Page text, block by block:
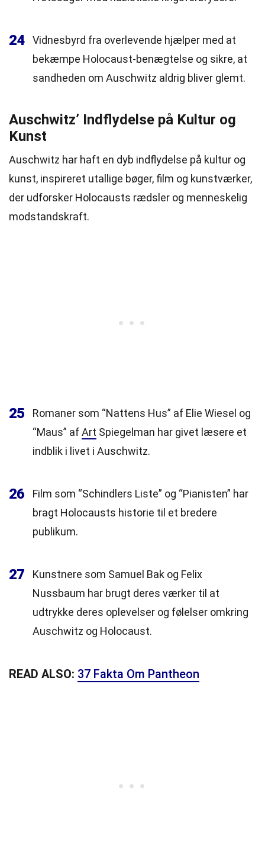
24
Vidnesbyrd fra overlevende hjælper med at
bekæmpe Holocaust-benægtelse og sikre, at
sandheden om Auschwitz aldrig bliver glemt.
Auschwitz’ Indflydelse på Kultur og
Kunst
Auschwitz har haft en dyb indflydelse på kultur og
kunst, inspireret utallige bøger, film og kunstværker,
der udforsker Holocausts rædsler og menneskelig
modstandskraft.
25
Romaner som “Nattens Hus” af Elie Wiesel og
“Maus” afArt Spiegelman har givet læsere et
indblik i livet i Auschwitz.
26
Film som “Schindlers Liste” og “Pianisten” har
bragt Holocausts historie til et bredere
publikum.
27
Kunstnere som Samuel Bak og Felix
Nussbaum har brugt deres værker til at
udtrykke deres oplevelser og følelser omkring
Auschwitz og Holocaust.
READ ALSO: 37 Fakta Om Pantheon